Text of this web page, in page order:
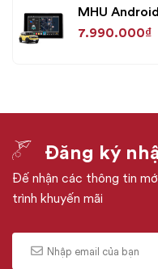
MHU
7.990.000₫
Đăng ký
Đế nhận các thông tin
trình khuyến mãi